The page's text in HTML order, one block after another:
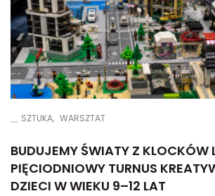
SZTUKA WARSZTAT
BUDUJEMY ŚWIATY Z KLOCKÓW
PIĘCIODNIOWY TURNUS
DZIECI W WIEKU 9–12 LAT